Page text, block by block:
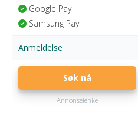
Google Pay
Samsung Pay
Anmeldelse
Søk nå
Annonselenke